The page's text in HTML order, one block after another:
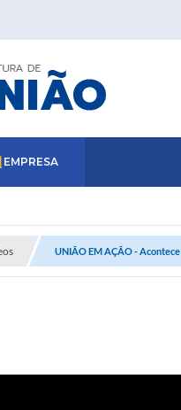
EMPRESA
UNIÃO EM AÇÃO -